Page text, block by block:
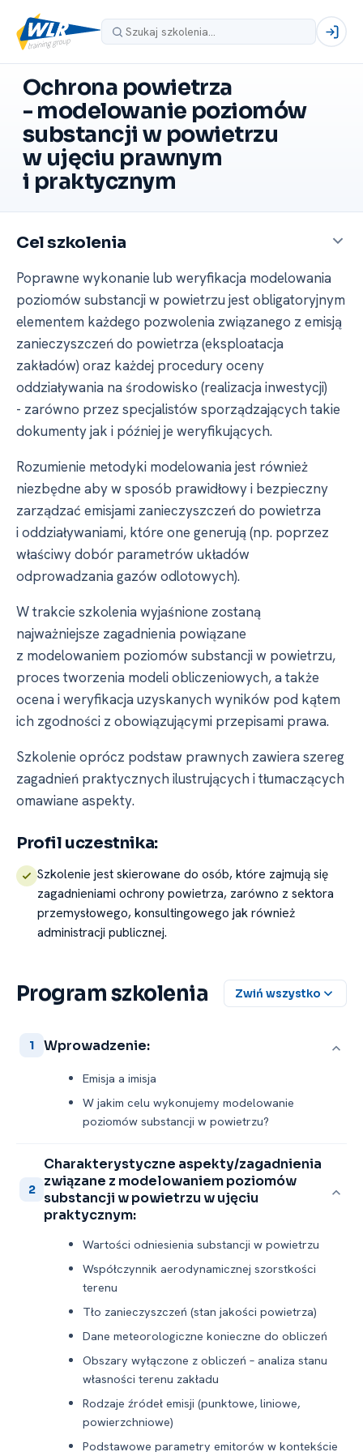
Ochrona powietrza
-⁠ modelowanie poziomów
substancji w powietrzu
w ujęciu prawnym
i praktycznym
Cel szkolenia
Poprawne wykonanie lub weryfikacja modelowania
poziomów substancji w powietrzu jest obligatoryjnym
elementem każdego pozwolenia związanego z emisją
zanieczyszczeń do powietrza (eksploatacja
zakładów) oraz każdej procedury oceny
oddziaływania na środowisko (realizacja inwestycji)
-⁠ zarówno przez specjalistów sporządzających takie
dokumenty jak i później je weryfikujących.
Rozumienie metodyki modelowania jest również
niezbędne aby w sposób prawidłowy i bezpieczny
zarządzać emisjami zanieczyszczeń do powietrza
i oddziaływaniami, które one generują (np. poprzez
właściwy dobór parametrów układów
odprowadzania gazów odlotowych).
W trakcie szkolenia wyjaśnione zostaną
najważniejsze zagadnienia powiązane
z modelowaniem poziomów substancji w powietrzu,
proces tworzenia modeli obliczeniowych, a także
ocena i weryfikacja uzyskanych wyników pod kątem
ich zgodności z obowiązującymi przepisami prawa.
Szkolenie oprócz podstaw prawnych zawiera szereg
zagadnień praktycznych ilustrujących i tłumaczących
omawiane aspekty.
Profil uczestnika:
Szkolenie jest skierowane do osób, które zajmują się
zagadnieniami ochrony powietrza, zarówno z sektora
przemysłowego, konsultingowego jak również
administracji publicznej.
Program szkolenia Zwiń wszystko
1 Wprowadzenie:
Emisja a imisja
W jakim celu wykonujemy modelowanie
poziomów substancji w powietrzu?
2
Charakterystyczne aspekty/zagadnienia
związane z modelowaniem poziomów
substancji w powietrzu w ujęciu
praktycznym:
Wartości odniesienia substancji w powietrzu
Współczynnik aerodynamicznej szorstkości
terenu
Tło zanieczyszczeń (stan jakości powietrza)
Dane meteorologiczne konieczne do obliczeń
Obszary wyłączone z obliczeń – analiza stanu
własności terenu zakładu
Rodzaje źródeł emisji (punktowe, liniowe,
powierzchniowe)
Podstawowe parametry emitorów w kontekście